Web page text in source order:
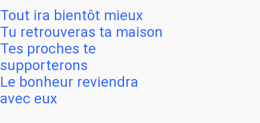
Tout ira bientôt mieux
Tu retrouveras ta maison
Tes proches te
supporterons
Le bonheur reviendra
avec eux